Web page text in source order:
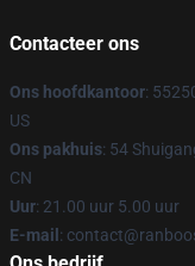
Contacteer ons
Ons hoofdkantoor:
US
Ons pakhuis: 54
CN
Uur: 21.00 uur 5.00 uur
E-mail :